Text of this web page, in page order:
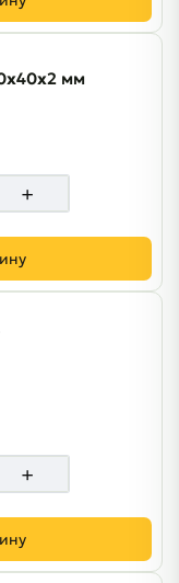
мм
+
+